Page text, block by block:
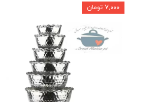
۷,۰۰۰ تومان